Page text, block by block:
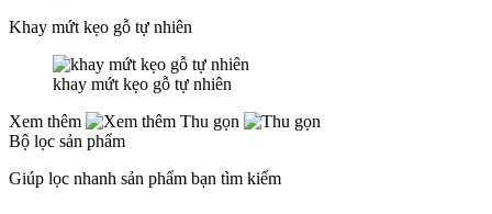
Khay mứt kẹo gỗ tự nhiên
khay mứt kẹo gỗ tự nhiên
Xem thêm
Thu gọn
Bộ lọc sản phẩm
Giúp lọc nhanh sản phẩm bạn tìm kiếm